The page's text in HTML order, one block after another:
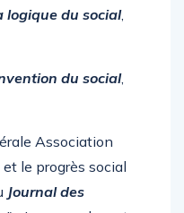
logique du social,
du social,
Association
le progrès social
Journal des